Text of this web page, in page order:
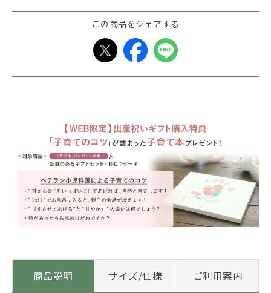
この商品をシェアする
商品説明 サイズ/仕様 ご利用案内